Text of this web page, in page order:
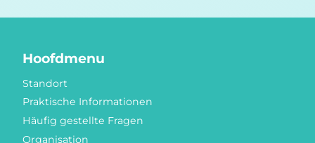
Hoofdmenu
Standort
Praktische Informationen
Häufig gestellte Fragen
Organisation